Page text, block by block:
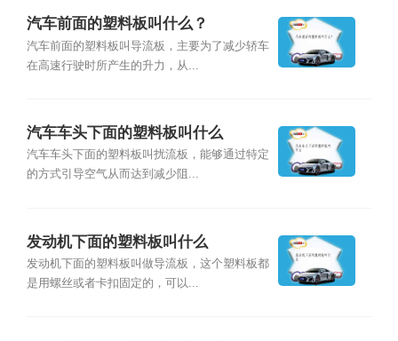
汽车前面的塑料板叫什么？
汽车前面的塑料板叫导流板，主要为了减少轿车
在高速行驶时所产生的升力，从...
汽车车头下面的塑料板叫什么
汽车车头下面的塑料板叫扰流板，能够通过特定
的方式引导空气从而达到减少阻...
发动机下面的塑料板叫什么
发动机下面的塑料板叫做导流板，这个塑料板都
是用螺丝或者卡扣固定的，可以...